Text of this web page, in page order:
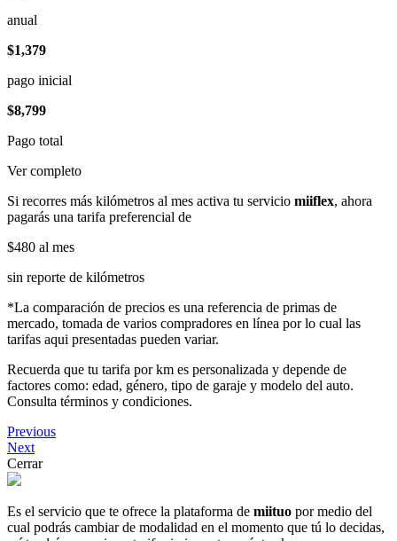
anual
$1,379
pago inicial
$8,799
Pago total
Ver completo
Si recorres más kilómetros al mes activa tu servicio miiflex, ahora
pagarás una tarifa preferencial de
$480 al mes
sin reporte de kilómetros
*La comparación de precios es una referencia de primas de
mercado, tomada de varios compradores en línea por lo cual las
tarifas aqui presentadas pueden variar.
Recuerda que tu tarifa por km es personalizada y depende de
factores como: edad, género, tipo de garaje y modelo del auto.
Consulta términos y condiciones.
Previous
Next
Cerrar
Es el servicio que te ofrece la plataforma de miituo por medio del
cual podrás cambiar de modalidad en el momento que tú lo decidas,